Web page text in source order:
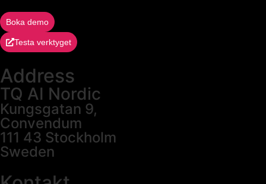
Boka demo
Testa verktyget
Address
TQ AI Nordic
Kungsgatan 9,
Convendum
111 43 Stockholm
Sweden